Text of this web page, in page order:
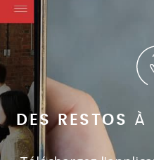
DES RESTOS À